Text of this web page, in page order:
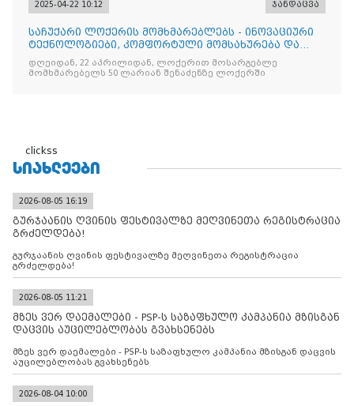
2025-04-22 10:12 ჯანდაცვა
საჩუქარი ლოქერის მომხმარებლებს - ინოვაციური
ტექნოლოგიები, კომფორტული მომსახურება და
ყოველთვის სარგებ
დღეიდან, 22 აპრილიდან, ლოქერით მოსარგებლე
მომხმარებელს 50 ლარიან შენაძენზე ლოქერში
clickss
ᲡᲘᲐᲮᲚᲔᲔᲑᲘ
2026-08-05 16:19
გურჯაანის ღვინის ფესტივალზე მეღვინეთა რეგისტრაცია
გრძელდება!
გურჯაანის ღვინის ფესტივალზე მეღვინეთა რეგისტრაცია
გრძელდება!
2026-08-05 11:21
მზეს ვერ დაემალები - PSP-ს საზაფხულო კამპანია მზისგან
დაცვის აუცილებლობას გვახსენებს
მზეს ვერ დაემალები - PSP-ს საზაფხულო კამპანია მზისგან დაცვის
აუცილებლობას გვახსენებს
2026-08-04 10:00